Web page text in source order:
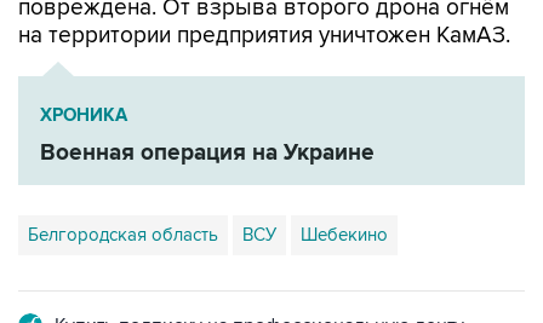
ХРОНИКА
Военная операция на Украине
Белгородская область ВСУ Шебекино
Подписаться на рассылку главных новостей сайта